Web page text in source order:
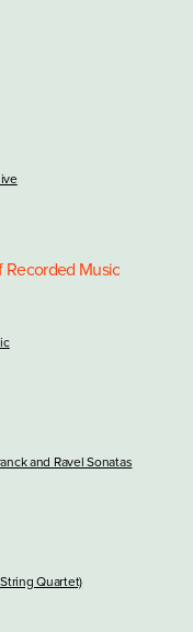
Recorded Music
and Ravel Sonatas
Quartet)